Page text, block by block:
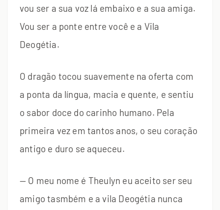
vou ser a sua voz lá embaixo e a sua amiga.
Vou ser a ponte entre você e a Vila
Deogétia.
O dragão tocou suavemente na oferta com
a ponta da língua, macia e quente, e sentiu
o sabor doce do carinho humano. Pela
primeira vez em tantos anos, o seu coração
antigo e duro se aqueceu.
— O meu nome é Theulyn eu aceito ser seu
amigo tasmbém e a vila Deogétia nunca